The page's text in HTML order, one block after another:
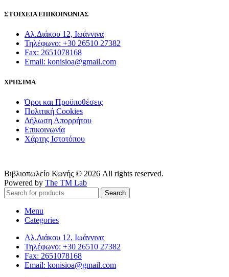
ΣΤΟΙΧΕΙΑ ΕΠΙΚΟΙΝΩΝΙΑΣ
Αλ.Διάκου 12, Ιωάννινα
Τηλέφωνο: +30 26510 27382
Fax: 2651078168
Email: konisioa@gmail.com
ΧΡΗΣΙΜΑ
Όροι και Προϋποθέσεις
Πολιτική Cookies
Δήλωση Απορρήτου
Επικοινωνία
Χάρτης Ιστοτόπου
Βιβλιοπωλείο Κωνής © 2026 All rights reserved.
Powered by The TM Lab
Search
Menu
Categories
Αλ.Διάκου 12, Ιωάννινα
Τηλέφωνο: +30 26510 27382
Fax: 2651078168
Email: konisioa@gmail.com